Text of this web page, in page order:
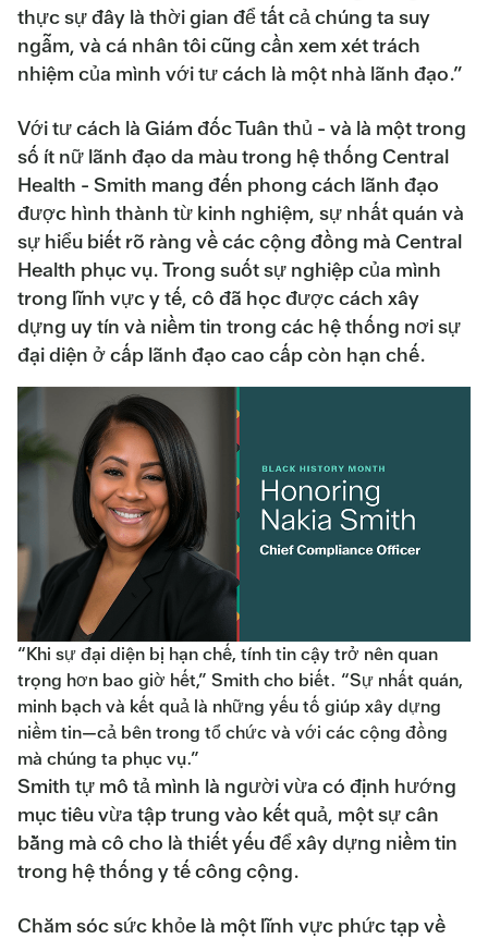
thực sự đây là thời gian để tất cả chúng ta suy
ngẫm, và cá nhân tôi cũng cần xem xét trách
nhiệm của mình với tư cách là một nhà lãnh đạo.”
Với tư cách là Giám đốc Tuân thủ - và là một trong
số ít nữ lãnh đạo da màu trong hệ thống Central
Health - Smith mang đến phong cách lãnh đạo
được hình thành từ kinh nghiệm, sự nhất quán và
sự hiểu biết rõ ràng về các cộng đồng mà Central
Health phục vụ. Trong suốt sự nghiệp của mình
trong lĩnh vực y tế, cô đã học được cách xây
dựng uy tín và niềm tin trong các hệ thống nơi sự
đại diện ở cấp lãnh đạo cao cấp còn hạn chế.
“Khi sự đại diện bị hạn chế, tính tin cậy trở nên quan
trọng hơn bao giờ hết,” Smith cho biết. “Sự nhất quán,
minh bạch và kết quả là những yếu tố giúp xây dựng
niềm tin—cả bên trong tổ chức và với các cộng đồng
mà chúng ta phục vụ.”
Smith tự mô tả mình là người vừa có định hướng
mục tiêu vừa tập trung vào kết quả, một sự cân
bằng mà cô cho là thiết yếu để xây dựng niềm tin
trong hệ thống y tế công cộng.
Chăm sóc sức khỏe là một lĩnh vực phức tạp về